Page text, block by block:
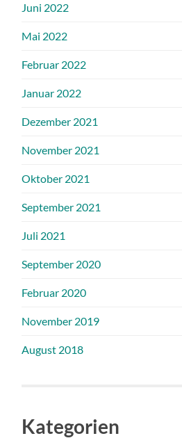
Juni 2022
Mai 2022
Februar 2022
Januar 2022
Dezember 2021
November 2021
Oktober 2021
September 2021
Juli 2021
September 2020
Februar 2020
November 2019
August 2018
Kategorien